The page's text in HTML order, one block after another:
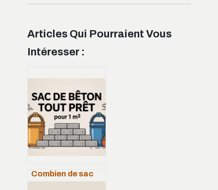
Articles Qui Pourraient Vous
Intéresser :
Combien de sac